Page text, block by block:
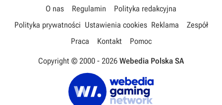
O nas Regulamin
Polityka redakcyjna
Polityka prywatności Ustawienia cookies Reklama
Zespół
Praca
Kontakt Pomoc
Copyright © 2000 - 2026 Webedia Polska SA